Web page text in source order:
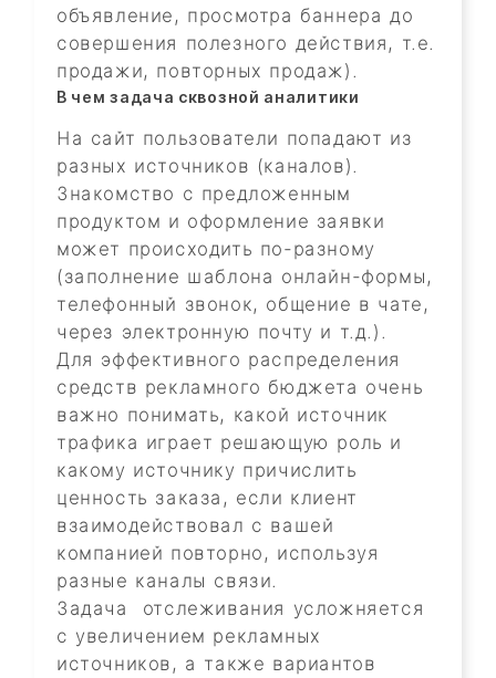
объявление, просмотра баннера до
совершения полезного действия, т.е.
продажи, повторных продаж).
В чем задача сквозной аналитики
На сайт пользователи попадают из
разных источников (каналов).
Знакомство с предложенным
продуктом и оформление заявки
может происходить по-разному
(заполнение шаблона онлайн-формы,
телефонный звонок, общение в чате,
через электронную почту и т.д.).
Для эффективного распределения
средств рекламного бюджета очень
важно понимать, какой источник
трафика играет решающую роль и
какому источнику причислить
ценность заказа, если клиент
взаимодействовал с вашей
компанией повторно, используя
разные каналы связи.
Задача отслеживания усложняется
с увеличением рекламных
источников, а также вариантов